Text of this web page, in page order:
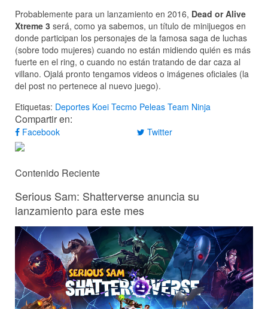
Probablemente para un lanzamiento en 2016, Dead or Alive
Xtreme 3 será, como ya sabemos, un título de minijuegos en
donde participan los personajes de la famosa saga de luchas
(sobre todo mujeres) cuando no están midiendo quién es más
fuerte en el ring, o cuando no están tratando de dar caza al
villano. Ojalá pronto tengamos videos o imágenes oficiales (la
del post no pertenece al nuevo juego).
Etiquetas: Deportes Koei Tecmo Peleas Team Ninja
Compartir en:
Facebook Twitter
Contenido Reciente
Serious Sam: Shatterverse anuncia su
lanzamiento para este mes